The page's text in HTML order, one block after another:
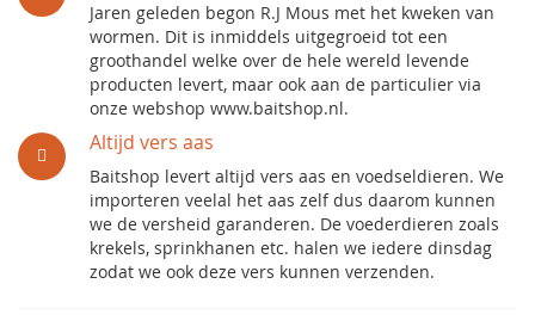
Jaren geleden begon R.J Mous met het kweken van
wormen. Dit is inmiddels uitgegroeid tot een
groothandel welke over de hele wereld levende
producten levert, maar ook aan de particulier via
onze webshop www.baitshop.nl.
Altijd vers aas
Baitshop levert altijd vers aas en voedseldieren. We
importeren veelal het aas zelf dus daarom kunnen
we de versheid garanderen. De voederdieren zoals
krekels, sprinkhanen etc. halen we iedere dinsdag
zodat we ook deze vers kunnen verzenden.